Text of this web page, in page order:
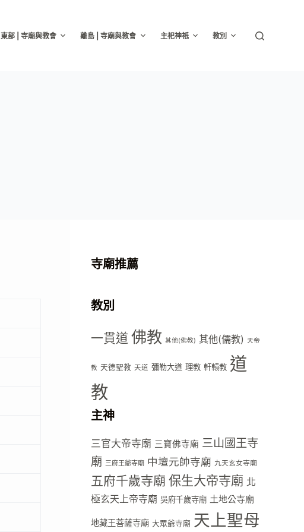
東部 | 寺廟與教會 離島 | 寺廟與教會 主祀神祇 教別
寺廟推薦
教別
一貫道 佛教 其他(佛教) 其他(儒教) 天帝
教 天德聖教 天道 彌勒大道 理教 軒轅教 道
教
主神
三官大帝寺廟 三寶佛寺廟 三山國王寺
廟 三府王爺寺廟 中壇元帥寺廟 九天玄女寺廟
五府千歲寺廟 保生大帝寺廟 北
極玄天上帝寺廟 吳府千歲寺廟 土地公寺廟
地藏王菩薩寺廟 大眾爺寺廟 天上聖母